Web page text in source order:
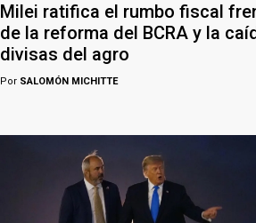
Milei ratifica el rumbo fiscal
de la reforma del BCRA y la
divisas del agro
Por SALOMÓN MICHITTE